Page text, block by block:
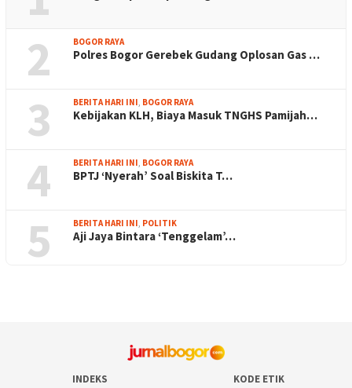
2 BOGOR RAYA
Polres Bogor Gerebek Gudang Oplosan Gas …
3 BERITA HARI INI, BOGOR RAYA
Kebijakan KLH, Biaya Masuk TNGHS Pamijah…
4 BERITA HARI INI, BOGOR RAYA
BPTJ ‘Nyerah’ Soal Biskita T…
5 BERITA HARI INI, POLITIK
Aji Jaya Bintara ‘Tenggelam’…
INDEKS KODE ETIK